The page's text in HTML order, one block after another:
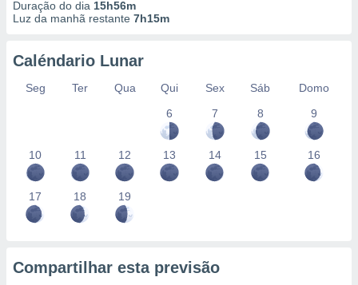
Duração do dia 15h56m
Luz da manhã restante 7h15m
Caléndario Lunar
Seg Ter Qua Qui Sex Sáb
Domo
6
7 8 9
10 11 12 13 14 15 16
17 18 19
Compartilhar esta previsão